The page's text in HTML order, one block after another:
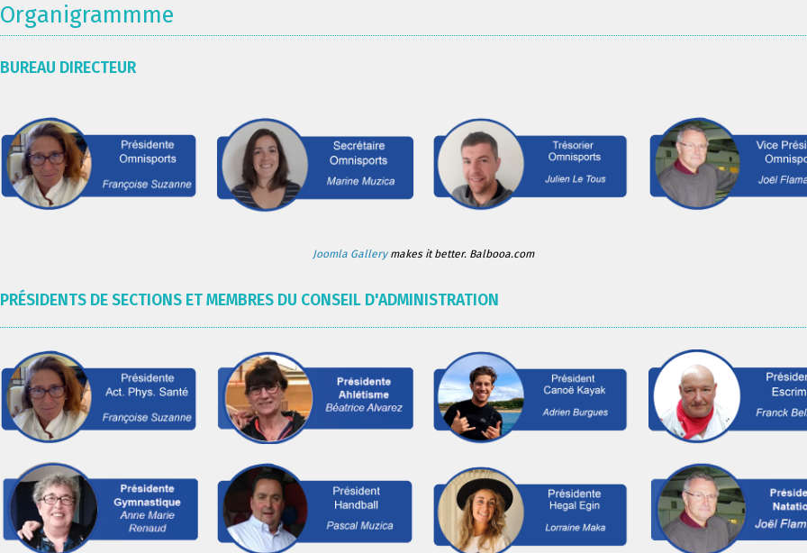
Organigrammme
BUREAU DIRECTEUR
Joomla Gallerymakes it better. Balbooa.com
PRÉSIDENTS DE SECTIONS ET MEMBRES DU CONSEIL D'ADMINISTRATION